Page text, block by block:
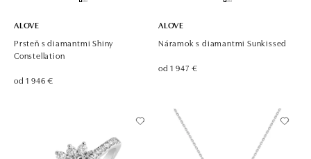
ALOVE
Prsteň s diamantmi Shiny
Constellation
od 1 946 €
ALOVE
Náramok s diamantmi Sunkissed
od 1 947 €